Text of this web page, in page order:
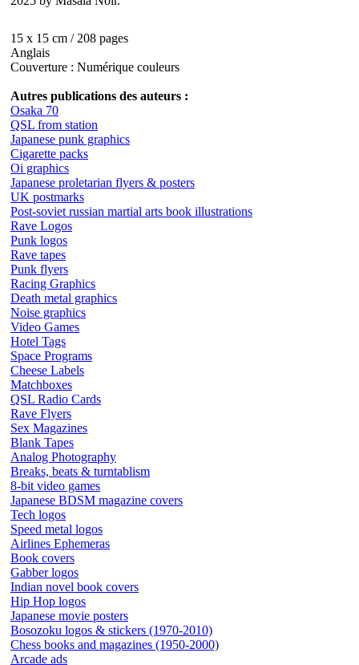
15 x 15 cm / 208 pages
Anglais
Couverture : Numérique couleurs
Autres publications des auteurs :
Osaka 70
QSL from station
Japanese punk graphics
Cigarette packs
Oi graphics
Japanese proletarian flyers & posters
UK postmarks
Post-soviet russian martial arts book illustrations
Rave Logos
Punk logos
Rave tapes
Punk flyers
Racing Graphics
Death metal graphics
Noise graphics
Video Games
Hotel Tags
Space Programs
Cheese Labels
Matchboxes
QSL Radio Cards
Rave Flyers
Sex Magazines
Blank Tapes
Analog Photography
Breaks, beats & turntablism
8-bit video games
Japanese BDSM magazine covers
Tech logos
Speed metal logos
Airlines Ephemeras
Book covers
Gabber logos
Indian novel book covers
Hip Hop logos
Japanese movie posters
Bosozoku logos & stickers (1970-2010)
Chess books and magazines (1950-2000)
Arcade ads